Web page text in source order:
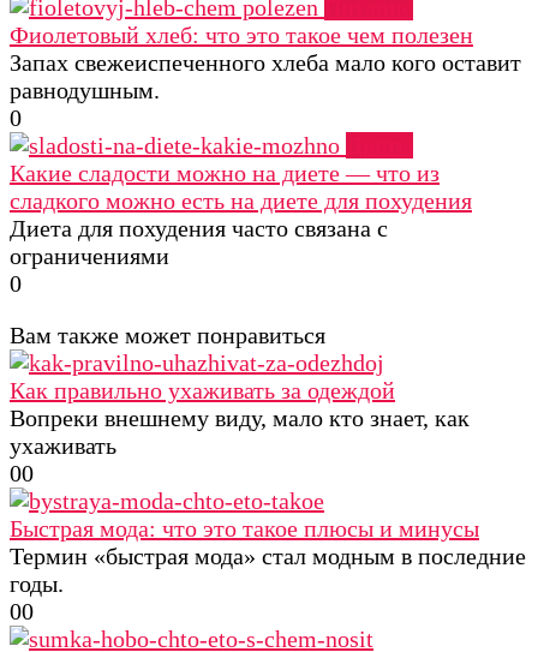
Фиолетовый хлеб: что это такое чем полезен
Запах свежеиспеченного хлеба мало кого оставит
равнодушным.
0
Какие сладости можно на диете — что из
сладкого можно есть на диете для похудения
Диета для похудения часто связана с
ограничениями
0
Вам также может понравиться
Как правильно ухаживать за одеждой
Вопреки внешнему виду, мало кто знает, как
ухаживать
00
Быстрая мода: что это такое плюсы и минусы
Термин «быстрая мода» стал модным в последние
годы.
00